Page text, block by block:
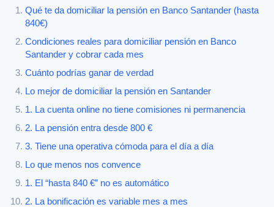
Qué te da domiciliar la pensión en Banco Santander (hasta
840€)
Condiciones reales para domiciliar pensión en Banco
Santander y cobrar cada mes
Cuánto podrías ganar de verdad
Lo mejor de domiciliar la pensión en Santander
1. La cuenta online no tiene comisiones ni permanencia
2. La pensión entra desde 800 €
3. Tiene una operativa cómoda para el día a día
Lo que menos nos convence
1. El “hasta 840 €” no es automático
2. La bonificación es variable mes a mes